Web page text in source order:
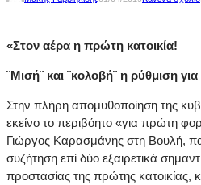
«Στον αέρα η πρώτη κατοικία!
¨Μισή¨ και ¨κολοβή¨ η ρύθμιση
Στην πλήρη απομυθοποίηση της
εκείνο το περιβόητο «για πρώτη
Γιώργος Καρασμάνης στη Βουλή,
συζήτηση επί δύο εξαιρετικά
προστασίας της πρώτης κατοικίας,